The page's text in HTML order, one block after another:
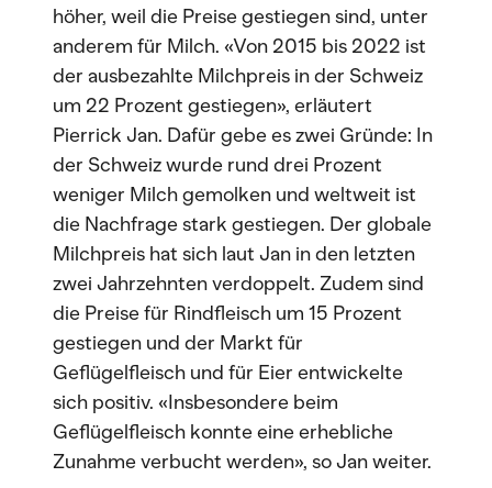
höher, weil die Preise gestiegen sind, unter
anderem für Milch. «Von 2015 bis 2022 ist
der ausbezahlte Milchpreis in der Schweiz
um 22 Prozent gestiegen», erläutert
Pierrick Jan. Dafür gebe es zwei Gründe: In
der Schweiz wurde rund drei Prozent
weniger Milch gemolken und weltweit ist
die Nachfrage stark gestiegen. Der globale
Milchpreis hat sich laut Jan in den letzten
zwei Jahrzehnten verdoppelt. Zudem sind
die Preise für Rindfleisch um 15 Prozent
gestiegen und der Markt für
Geflügelfleisch und für Eier entwickelte
sich positiv. «Insbesondere beim
Geflügelfleisch konnte eine erhebliche
Zunahme verbucht werden», so Jan weiter.